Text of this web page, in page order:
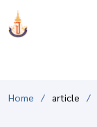
Home article